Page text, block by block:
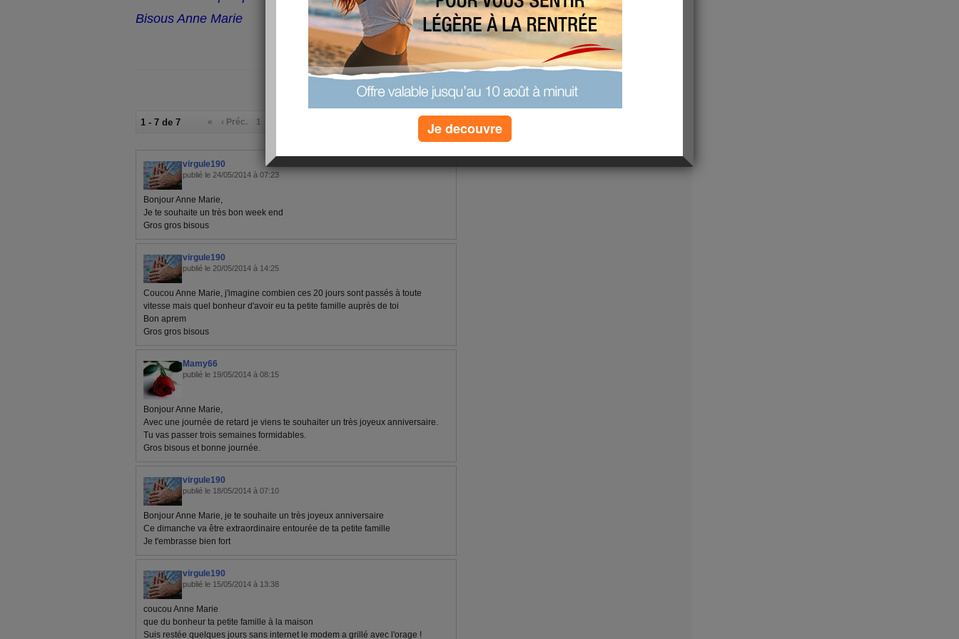
Bisous Anne Marie
(7) commentaires
1 - 7 de 7 « ‹ Préc. 1
virgule190
publié le 24/05/2014 à 07:23
Bonjour Anne Marie,
Je te souhaite un très bon week end
Gros gros bisous
virgule190
publié le 20/05/2014 à 14:25
Coucou Anne Marie, j'imagine combien ces 20 jours sont passés à toute
vitesse mais quel bonheur d'avoir eu ta petite famille auprès de toi
Bon aprem
Gros gros bisous
Mamy66
publié le 19/05/2014 à 08:15
Bonjour Anne Marie,
Avec une journée de retard je viens te souhaiter un très joyeux anniversaire.
Tu vas passer trois semaines formidables.
Gros bisous et bonne journée.
virgule190
publié le 18/05/2014 à 07:10
Bonjour Anne Marie, je te souhaite un très joyeux anniversaire
Ce dimanche va être extraordinaire entourée de ta petite famille
Je t'embrasse bien fort
virgule190
publié le 15/05/2014 à 13:38
coucou Anne Marie
que du bonheur ta petite famille à la maison
Suis restée quelques jours sans internet le modem a grillé avec l'orage !
Je decouvre